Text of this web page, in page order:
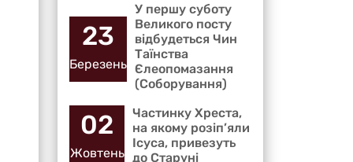
23
Березень
У першу суботу
Великого посту
відбудеться Чин
Таїнства
Єлеопомазання
(Соборування)
02
Жовтень
Частинку Хреста,
на якому розіп’яли
Ісуса, привезуть
до Старуні